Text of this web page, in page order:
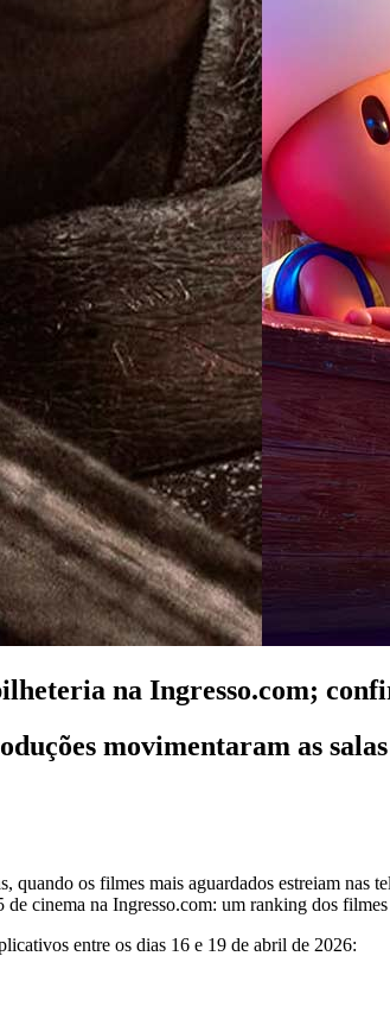
na Ingresso.com;
movimentaram as
quando os filmes mais aguardados estreiam
cinema na Ingresso.com: um ranking dos
entre os dias 16 e 19 de abril de 2026: